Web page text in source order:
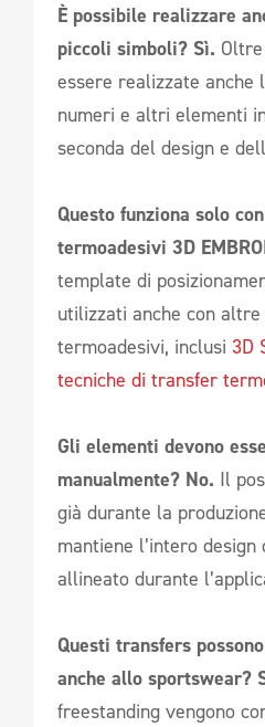
È possibile realizzare
piccoli simboli? Sì.
essere realizzate anche
numeri e altri elementi
seconda del design e
Questo funziona solo
termoadesivi 3D
template di
utilizzati anche con
termoadesivi, inclusi 3D
tecniche di transfer
Gli elementi devono
manualmente? No. Il
già durante la
mantiene l’intero
allineato durante
Questi transfers
anche allo sportswear?
freestanding vengono